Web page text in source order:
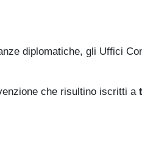
diplomatiche, gli Uffici
che risultino iscritti a